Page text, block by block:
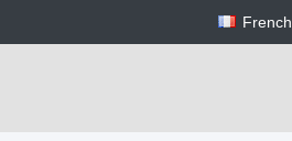
French